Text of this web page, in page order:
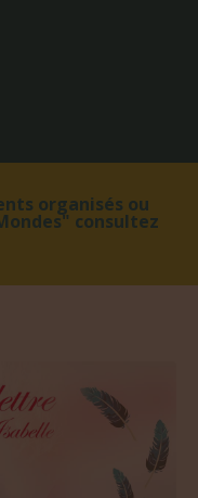
organisés ou